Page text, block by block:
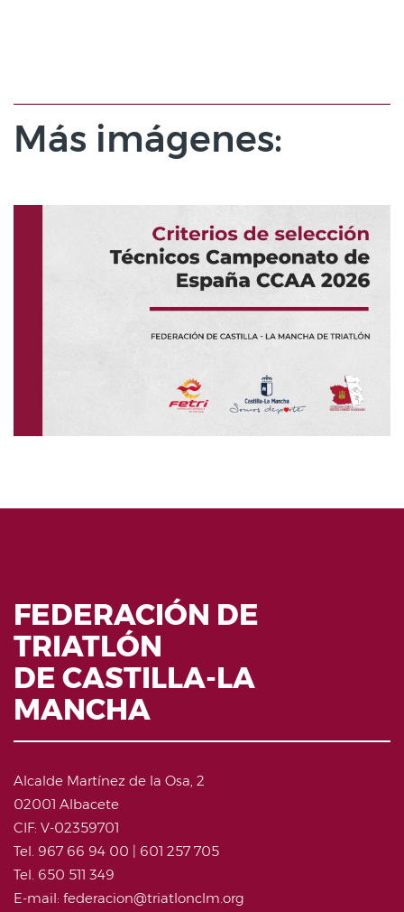
Más imágenes:
FEDERACIÓN DE
TRIATLÓN
DE CASTILLA-LA
MANCHA
Alcalde Martínez de la Osa, 2
02001 Albacete
CIF: V-02359701
Tel. 967 66 94 00 | 601 257 705
Tel. 650 511 349
E-mail: federacion@triatlonclm.org